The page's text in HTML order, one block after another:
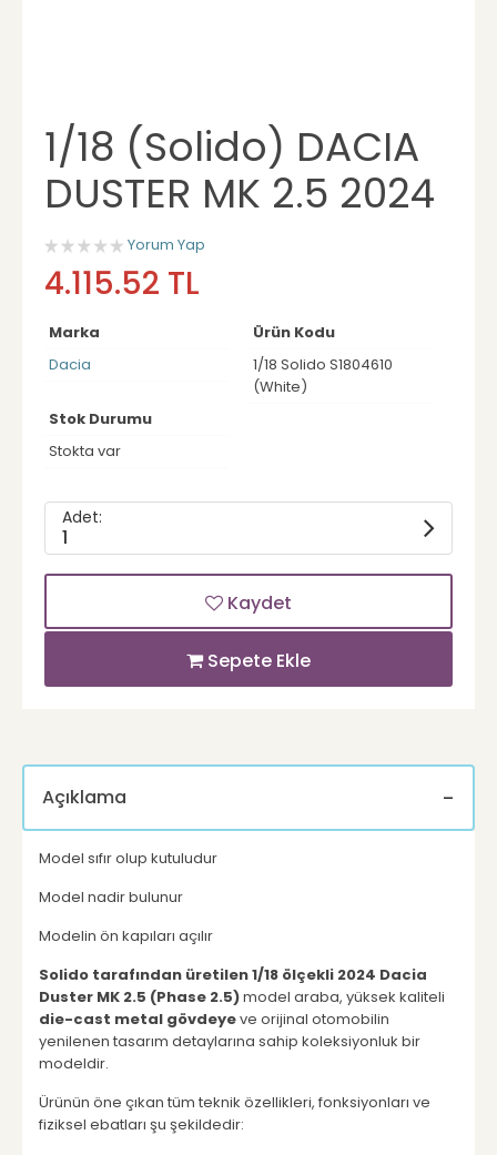
1/18 (Solido) DACIA
DUSTER MK 2.5 2024
Yorum Yap
4.115.52 TL
Marka
Dacia
Ürün Kodu
1/18 Solido S1804610
(White)
Stok Durumu
Stokta var
Adet:
1
Kaydet
Sepete Ekle
Açıklama
Model sıfır olup kutuludur
Model nadir bulunur
Modelin ön kapıları açılır
Solido tarafından üretilen 1/18 ölçekli 2024 Dacia
Duster MK 2.5 (Phase 2.5)model araba, yüksek kaliteli
die-cast metal gövdeyeve orijinal otomobilin
yenilenen tasarım detaylarına sahip koleksiyonluk bir
modeldir.
Ürünün öne çıkan tüm teknik özellikleri, fonksiyonları ve
fiziksel ebatları şu şekildedir: